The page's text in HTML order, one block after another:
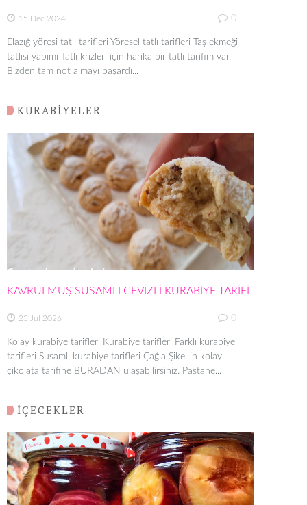
15 Dec 2024 0
Elazığ yöresi tatlı tarifleri Yöresel tatlı tarifleri Taş ekmeği
tatlısı yapımı Tatlı krizleri için harika bir tatlı tarifim var.
Bizden tam not almayı başardı...
KURABİYELER
KAVRULMUŞ SUSAMLI CEVİZLİ KURABİYE TARİFİ
23 Jul 2026 0
Kolay kurabiye tarifleri Kurabiye tarifleri Farklı kurabiye
tarifleri Susamlı kurabiye tarifleri Çağla Şikel in kolay
çikolata tarifine BURADAN ulaşabilirsiniz. Pastane...
İÇECEKLER